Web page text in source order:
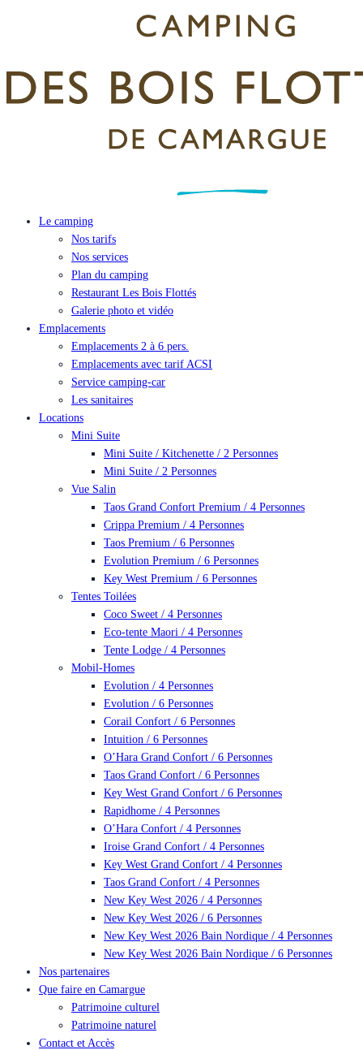
Le camping
Nos tarifs
Nos services
Plan du camping
Restaurant Les Bois Flottés
Galerie photo et vidéo
Emplacements
Emplacements 2 à 6 pers.
Emplacements avec tarif ACSI
Service camping-car
Les sanitaires
Locations
Mini Suite
Mini Suite / Kitchenette / 2 Personnes
Mini Suite / 2 Personnes
Vue Salin
Taos Grand Confort Premium / 4 Personnes
Crippa Premium / 4 Personnes
Taos Premium / 6 Personnes
Evolution Premium / 6 Personnes
Key West Premium / 6 Personnes
Tentes Toilées
Coco Sweet / 4 Personnes
Eco-tente Maori / 4 Personnes
Tente Lodge / 4 Personnes
Mobil-Homes
Evolution / 4 Personnes
Evolution / 6 Personnes
Corail Confort / 6 Personnes
Intuition / 6 Personnes
O’Hara Grand Confort / 6 Personnes
Taos Grand Confort / 6 Personnes
Key West Grand Confort / 6 Personnes
Rapidhome / 4 Personnes
O’Hara Confort / 4 Personnes
Iroise Grand Confort / 4 Personnes
Key West Grand Confort / 4 Personnes
Taos Grand Confort / 4 Personnes
New Key West 2026 / 4 Personnes
New Key West 2026 / 6 Personnes
New Key West 2026 Bain Nordique / 4 Personnes
New Key West 2026 Bain Nordique / 6 Personnes
Nos partenaires
Que faire en Camargue
Patrimoine culturel
Patrimoine naturel
Contact et Accès